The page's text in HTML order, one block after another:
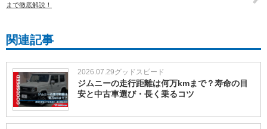
まで徹底解説！
関連記事
2026.07.29グッドスピード
ジムニーの走行距離は何万kmまで？寿命の目
安と中古車選び・長く乗るコツ